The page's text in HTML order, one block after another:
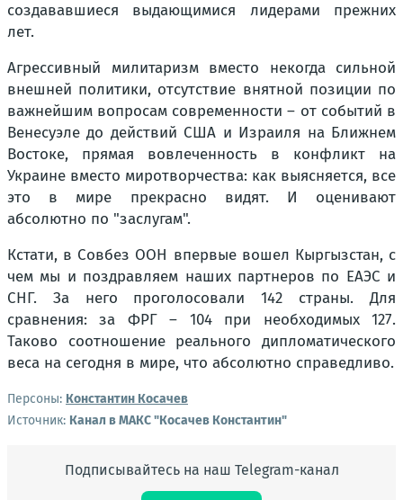
создававшиеся выдающимися лидерами прежних
лет.
Агрессивный милитаризм вместо некогда сильной
внешней политики, отсутствие внятной позиции по
важнейшим вопросам современности – от событий в
Венесуэле до действий США и Израиля на Ближнем
Востоке, прямая вовлеченность в конфликт на
Украине вместо миротворчества: как выясняется, все
это в мире прекрасно видят. И оценивают
абсолютно по "заслугам".
Кстати, в Совбез ООН впервые вошел Кыргызстан, с
чем мы и поздравляем наших партнеров по ЕАЭС и
СНГ. За него проголосовали 142 страны. Для
сравнения: за ФРГ – 104 при необходимых 127.
Таково соотношение реального дипломатического
веса на сегодня в мире, что абсолютно справедливо.
Персоны: Константин Косачев
Источник: Канал в МАКС "Косачев Константин"
Подписывайтесь на наш Telegram-канал